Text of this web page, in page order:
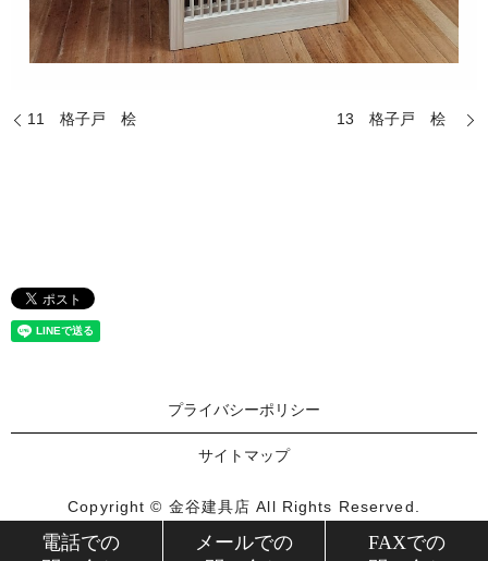
11 格子戸 桧 13 格子戸 桧
電話での
メールでの
FAXでの
プライバシーポリシー
サイトマップ
Copyright © 金谷建具店 All Rights Reserved.
【掲載の記事・写真・イラストなどの無断複写・転載を禁じ